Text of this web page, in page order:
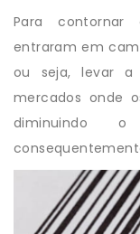
Para contornar
entraram em
ou seja, levar a
mercados onde
diminuindo